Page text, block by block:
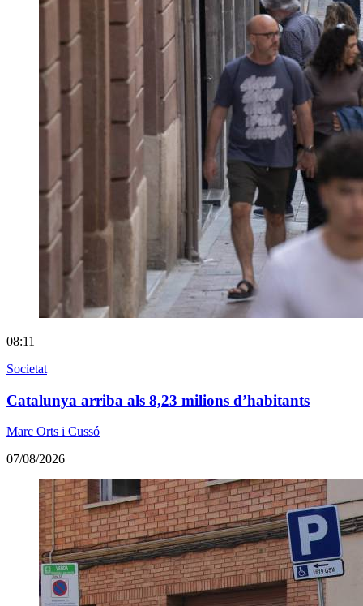
08:11
Societat
Catalunya arriba als 8,23 milions d’habitants
Marc Orts i Cussó
07/08/2026